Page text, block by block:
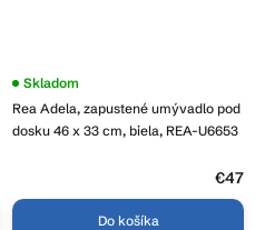
Rea Adela, zapustené umývadlo pod
dosku 46 x 33 cm, biela, REA-U6653
Skladom
€47
Do košíka